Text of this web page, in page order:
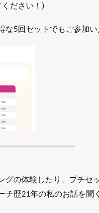
ださい！)
5回セットでもご参加い
の体験したり、プチセ
チ歴21年の私のお話を聞